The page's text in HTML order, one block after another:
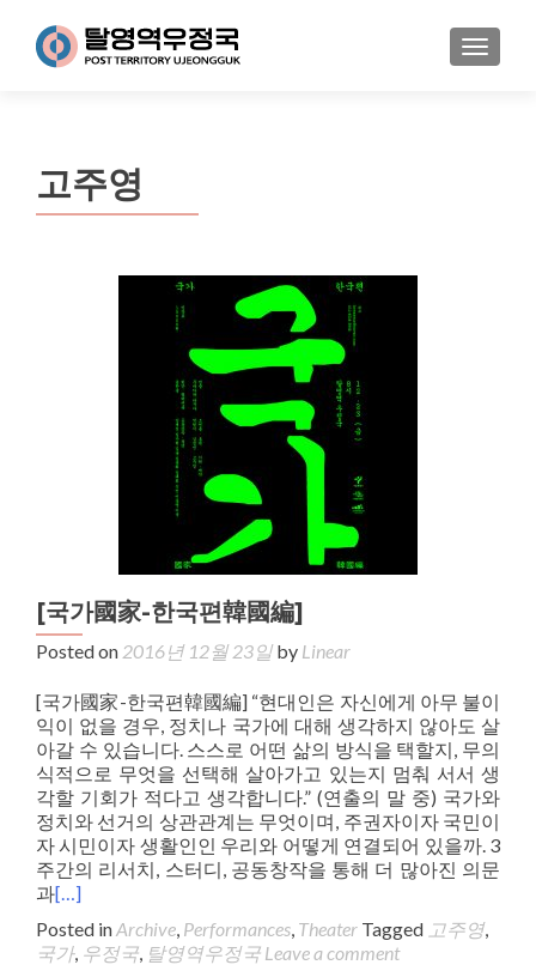
MENU
고주영
[국가國家-한국편韓國編]
Posted on 2016년 12월 23일by Linear
[국가國家-한국편韓國編] “현대인은 자신에게 아무 불이
익이 없을 경우, 정치나 국가에 대해 생각하지 않아도 살
아갈 수 있습니다. 스스로 어떤 삶의 방식을 택할지, 무의
식적으로 무엇을 선택해 살아가고 있는지 멈춰 서서 생
각할 기회가 적다고 생각합니다.” (연출의 말 중) 국가와
정치와 선거의 상관관계는 무엇이며, 주권자이자 국민이
자 시민이자 생활인인 우리와 어떻게 연결되어 있을까. 3
주간의 리서치, 스터디, 공동창작을 통해 더 많아진 의문
과[…]
Posted inArchive, Performances, Theater Tagged 고주영,
국가, 우정국, 탈영역우정국 Leave a comment